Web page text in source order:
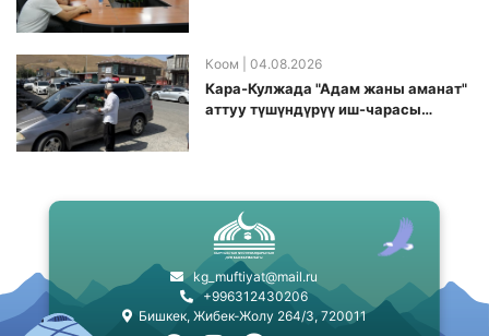
Коом | 04.08.2026
Кара-Кулжада "Адам жаны аманат"
аттуу түшүндүрүү иш-чарасы
kg_muftiyat@mail.ru
+996312430206
Бишкек, Жибек-Жолу 264/3, 720011